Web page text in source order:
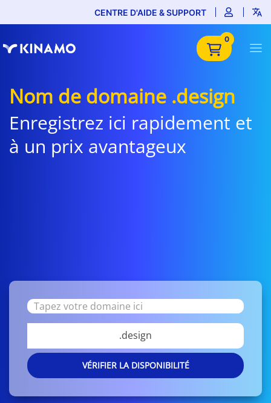
CENTRE D'AIDE & SUPPORT
0
Nom de domaine .design
Enregistrez ici rapidement et
à un prix avantageux
.design
VÉRIFIER LA DISPONIBILITÉ